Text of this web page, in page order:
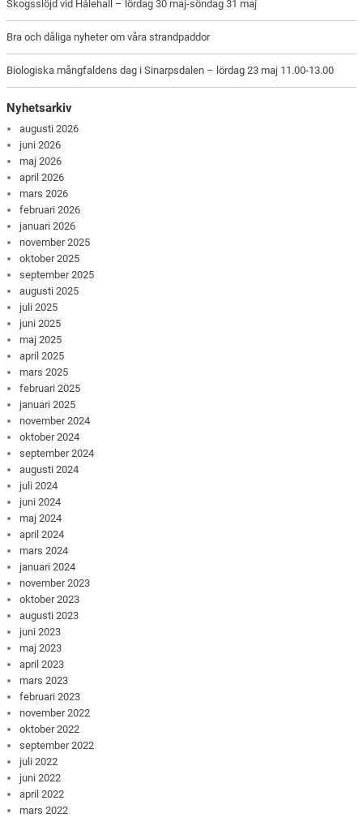
Skogsslöjd vid Hålehall – lördag 30 maj-söndag 31 maj
Bra och dåliga nyheter om våra strandpaddor
Biologiska mångfaldens dag i Sinarpsdalen – lördag 23 maj 11.00-13.00
Nyhetsarkiv
augusti 2026
juni 2026
maj 2026
april 2026
mars 2026
februari 2026
januari 2026
november 2025
oktober 2025
september 2025
augusti 2025
juli 2025
juni 2025
maj 2025
april 2025
mars 2025
februari 2025
januari 2025
november 2024
oktober 2024
september 2024
augusti 2024
juli 2024
juni 2024
maj 2024
april 2024
mars 2024
januari 2024
november 2023
oktober 2023
augusti 2023
juni 2023
maj 2023
april 2023
mars 2023
februari 2023
november 2022
oktober 2022
september 2022
juli 2022
juni 2022
april 2022
mars 2022